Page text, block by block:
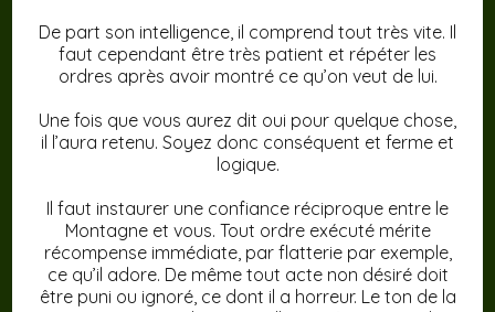
De part son intelligence, il comprend tout très vite. Il
faut cependant être très patient et répéter les
ordres après avoir montré ce qu’on veut de lui.
Une fois que vous aurez dit oui pour quelque chose,
il l’aura retenu. Soyez donc conséquent et ferme et
logique.
Il faut instaurer une confiance réciproque entre le
Montagne et vous. Tout ordre exécuté mérite
récompense immédiate, par flatterie par exemple,
ce qu’il adore. De même tout acte non désiré doit
être puni ou ignoré, ce dont il a horreur. Le ton de la